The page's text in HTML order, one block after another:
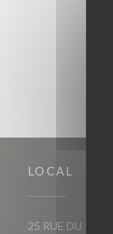
LOCAL
25 RUE DU ROI